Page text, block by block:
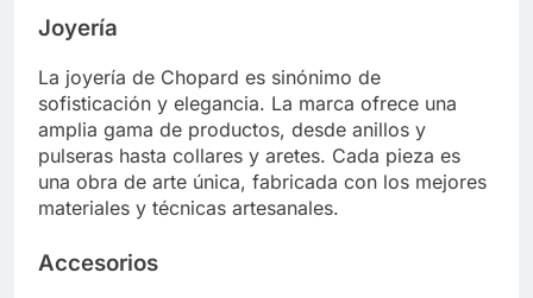
Joyería
La joyería de Chopard es sinónimo de
sofisticación y elegancia. La marca ofrece una
amplia gama de productos, desde anillos y
pulseras hasta collares y aretes. Cada pieza es
una obra de arte única, fabricada con los mejores
materiales y técnicas artesanales.
Accesorios